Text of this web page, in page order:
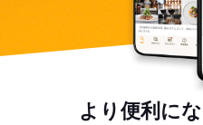
より便利に